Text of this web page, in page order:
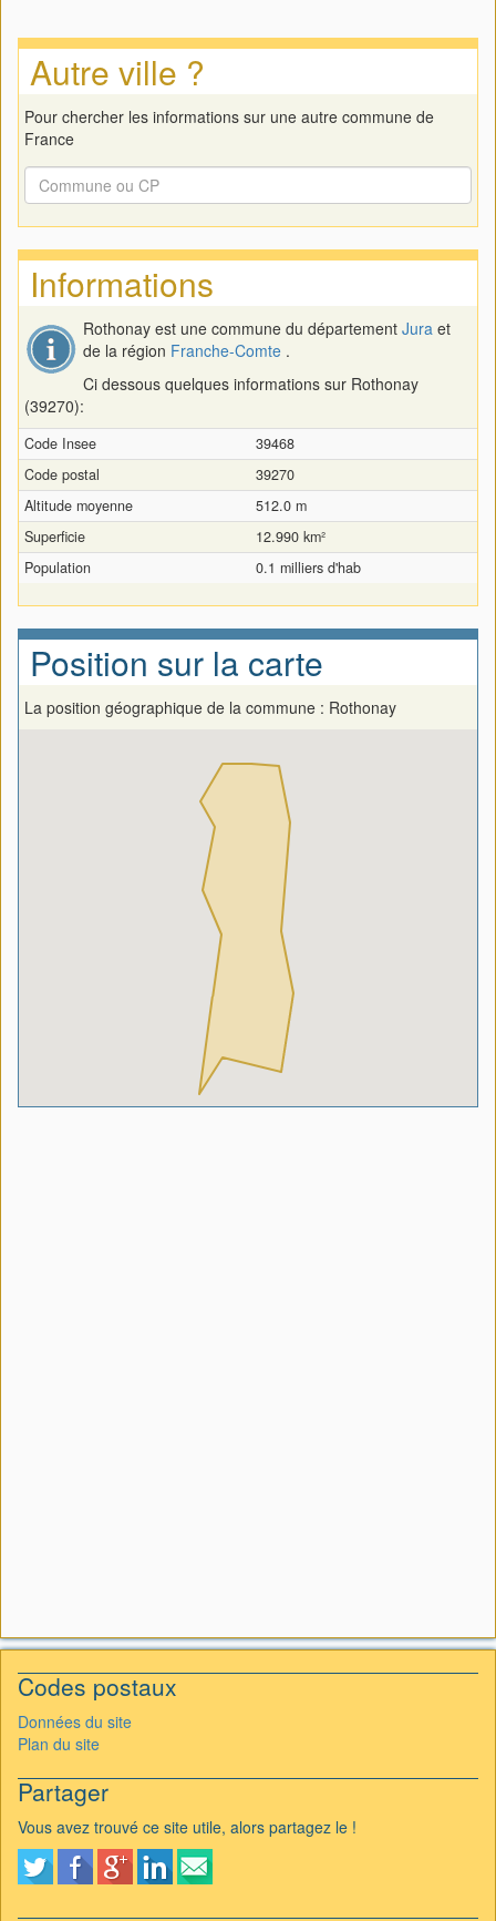
Autre ville ?
Pour chercher les informations sur une autre commune de
France
Informations
Rothonay est une commune du département Jura et
de la région Franche-Comte .
Ci dessous quelques informations sur Rothonay
(39270):
Code Insee
39468
Code postal
39270
Altitude moyenne
512.0 m
Superficie
12.990 km²
Population
0.1 milliers d'hab
Position sur la carte
La position géographique de la commune : Rothonay
Codes postaux
Données du site
Plan du site
Partager
Vous avez trouvé ce site utile, alors partagez le !